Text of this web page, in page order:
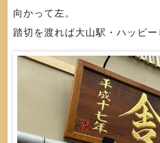
向かって左。
踏切を渡れば大山駅・ハッピー